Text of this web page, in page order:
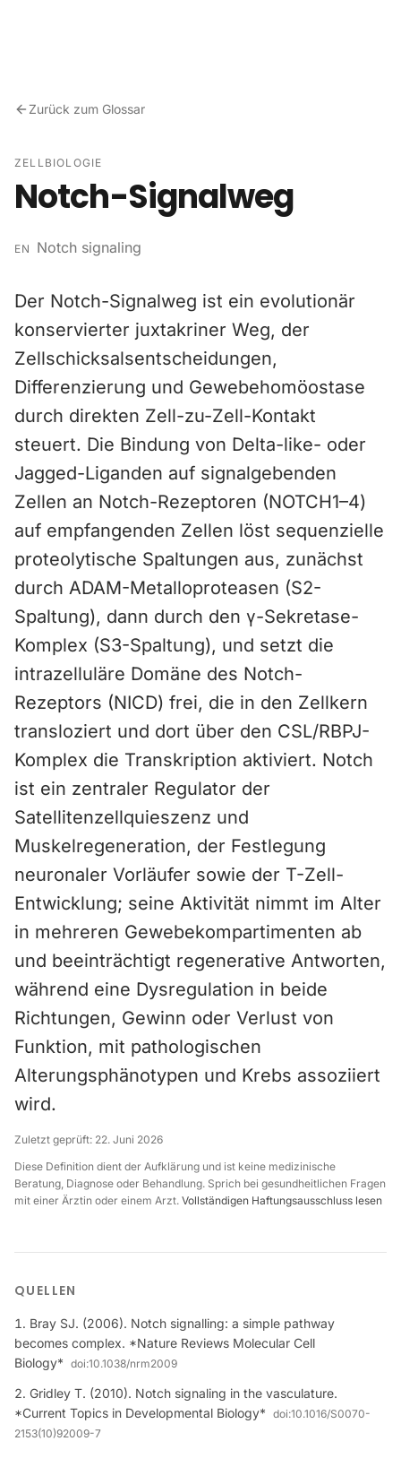
Zurück zum Glossar
ZELLBIOLOGIE
Notch-Signalweg
EN Notch signaling
Der Notch-Signalweg ist ein evolutionär
konservierter juxtakriner Weg, der
Zellschicksalsentscheidungen,
Differenzierung und Gewebehomöostase
durch direkten Zell-zu-Zell-Kontakt
steuert. Die Bindung von Delta-like- oder
Jagged-Liganden auf signalgebenden
Zellen an Notch-Rezeptoren (NOTCH1–4)
auf empfangenden Zellen löst sequenzielle
proteolytische Spaltungen aus, zunächst
durch ADAM-Metalloproteasen (S2-
Spaltung), dann durch den γ-Sekretase-
Komplex (S3-Spaltung), und setzt die
intrazelluläre Domäne des Notch-
Rezeptors (NICD) frei, die in den Zellkern
transloziert und dort über den CSL/RBPJ-
Komplex die Transkription aktiviert. Notch
ist ein zentraler Regulator der
Satellitenzellquieszenz und
Muskelregeneration, der Festlegung
neuronaler Vorläufer sowie der T-Zell-
Entwicklung; seine Aktivität nimmt im Alter
in mehreren Gewebekompartimenten ab
und beeinträchtigt regenerative Antworten,
während eine Dysregulation in beide
Richtungen, Gewinn oder Verlust von
Funktion, mit pathologischen
Alterungsphänotypen und Krebs assoziiert
wird.
Zuletzt geprüft: 22. Juni 2026
Diese Definition dient der Aufklärung und ist keine medizinische
Beratung, Diagnose oder Behandlung. Sprich bei gesundheitlichen Fragen
mit einer Ärztin oder einem Arzt. Vollständigen Haftungsausschluss lesen
QUELLEN
Bray SJ. (2006). Notch signalling: a simple pathway
becomes complex. *Nature Reviews Molecular Cell
Biology* doi:10.1038/nrm2009
Gridley T. (2010). Notch signaling in the vasculature.
*Current Topics in Developmental Biology* doi:10.1016/S0070-
2153(10)92009-7